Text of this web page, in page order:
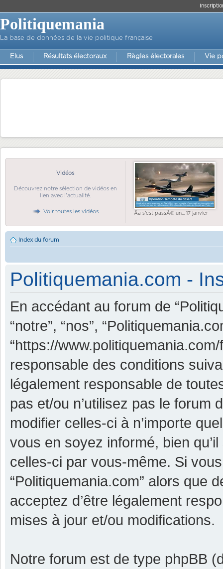
Politiquemania
La base de données de la vie politique française
Elus Résultats électoraux Règles électorales Vie
Vidéos
Découvrez notre sélection de vidéos en
lien avec l'actualité.
Voir toutes les vidéos Ãa s'est passÃ© un... 17 janvier
Index du forum
Politiquemania.com -
En accédant au forum de
“notre”, “nos”,
“https://
responsable des conditions
légalement responsable de
pas et/ou n’utilisez pas le forum
modifier celles-ci à n’importe
vous en soyez informé, bien
celles-ci par vous-même. Si
“Politiquemania.com” alors que
acceptez d’être légalement
mises à jour et/ou modifications.
Notre forum est de type phpBB